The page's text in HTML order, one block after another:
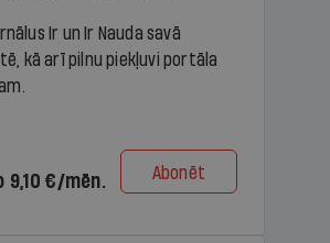
Ir un Ir Nauda savā
kā arī pilnu piekļuvi portāla
9,10 €/mēn. Abonēt